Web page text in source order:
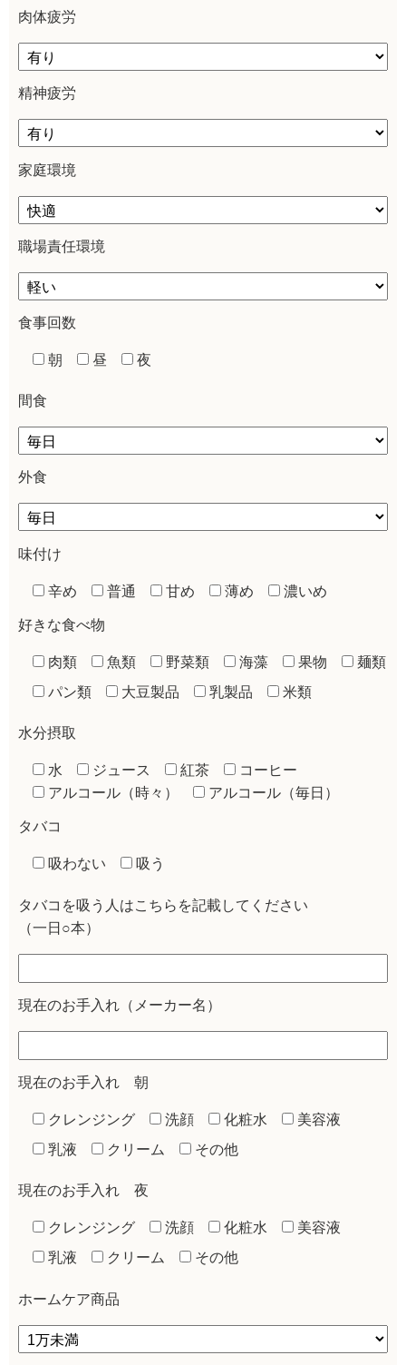
肉体疲労
精神疲労
家庭環境
職場責任環境
食事回数
朝 昼 夜
間食
外食
味付け
辛め 普通 甘め 薄め 濃いめ
好きな食べ物
肉類 魚類 野菜類 海藻 果物
麺類
パン類
大豆製品 乳製品 米類
水分摂取
水 ジュース 紅茶
コーヒー
アルコール（時々）
アルコール（毎日）
タバコ
吸わない 吸う
タバコを吸う人はこちらを記載してください
（一日○本）
現在のお手入れ（メーカー名）
現在のお手入れ 朝
クレンジング 洗顔 化粧水
美容液
乳液
クリーム その他
現在のお手入れ 夜
クレンジング 洗顔 化粧水
美容液
乳液
クリーム その他
ホームケア商品